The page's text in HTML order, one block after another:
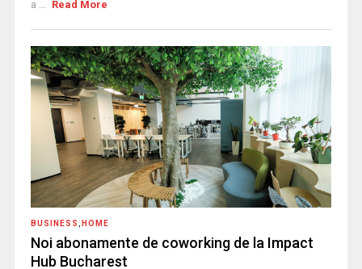
a ... Read More
BUSINESS HOME
Noi abonamente de coworking de la Impact
Hub Bucharest